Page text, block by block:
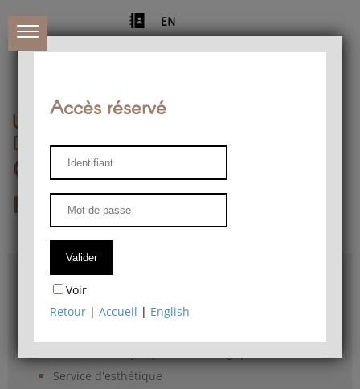
EN
Université de Liège
Département de philosophie
Centre de recherches
phénoménologiques
Accès & plans
Bibliothèque du Département de philosophie
Service d'esthétique
Accès réservé
Voir
Retour |Accueil | English